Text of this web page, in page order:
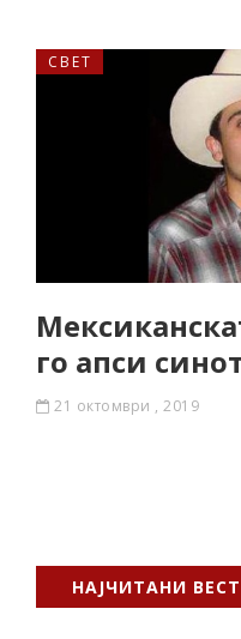
СВЕТ
го апси
21 октомври , 2019
НАЈЧИТАНИ